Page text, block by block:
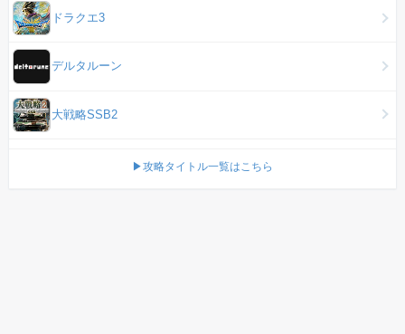
ドラクエ3
デルタルーン
大戦略SSB2
▶攻略タイトル一覧はこちら